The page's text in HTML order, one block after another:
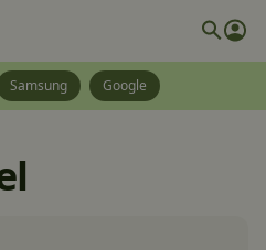
Samsung Google